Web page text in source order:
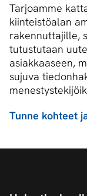
Tarjoamme
kiinteistöalan
rakennuttajille,
tutustutaan
asiakkaaseen,
sujuva
Tunne kohteet